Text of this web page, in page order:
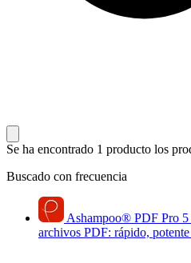
Se ha encontrado 1 producto los
Buscado con frecuencia
Ashampoo® PDF Pro 5
archivos PDF: rápido,